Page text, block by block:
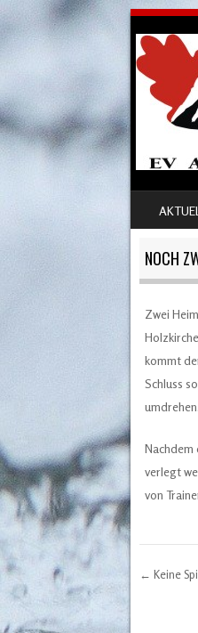
MENU
NOCH
Zwei
kommt
Schluss
umdrehen.
Nachdem
verlegt
von
← Keine